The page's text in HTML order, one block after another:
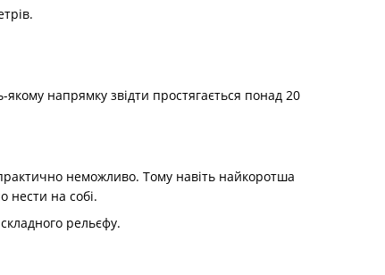
якому напрямку звідти простягається понад 20
неможливо. Тому навіть найкоротша
нести на собі.
рельєфу.